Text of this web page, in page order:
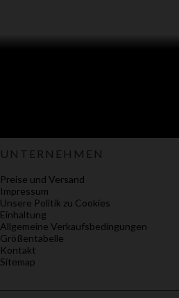
UNTERNEHMEN
Preise und Versand
Impressum
Unsere Politik zu Cookies
Einhaltung
Allgemeine Verkaufsbedingungen
Größentabelle
Kontakt
Sitemap